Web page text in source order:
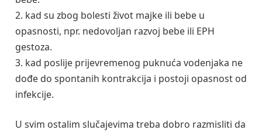
2. kad su zbog bolesti život majke ili bebe u
opasnosti, npr. nedovoljan razvoj bebe ili EPH
gestoza.
3. kad poslije prijevremenog puknuća vodenjaka ne
dođe do spontanih kontrakcija i postoji opasnost od
infekcije.
U svim ostalim slučajevima treba dobro razmisliti da